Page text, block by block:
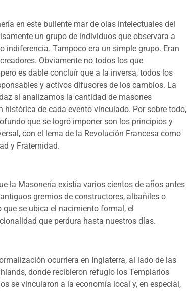
en este bullente mar de olas intelectuales del
un grupo de individuos que observara a
indiferencia. Tampoco era un simple grupo. Eran
Obviamente no todos los que
es dable concluír que a la inversa, todos los
y activos difusores de los cambios. La
si analizamos la cantidad de masones
histórica de cada evento vinculado. Por sobre todo,
que se logró imponer son los principios y
con el lema de la Revolución Francesa como
y Fraternidad.
la Masonería existía varios cientos de años antes
gremios de constructores, albañiles o
que se ubica el nacimiento formal, el
que perdura hasta nuestros días.
ocurriera en Inglaterra, al lado de las
donde recibieron refugio los Templarios
se vincularon a la economía local y, en especial,